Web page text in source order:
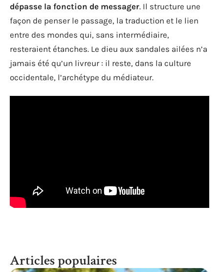
dépasse la fonction de messager. Il structure une
façon de penser le passage, la traduction et le lien
entre des mondes qui, sans intermédiaire,
resteraient étanches. Le dieu aux sandales ailées n’a
jamais été qu’un livreur : il reste, dans la culture
occidentale, l’archétype du médiateur.
Articles populaires